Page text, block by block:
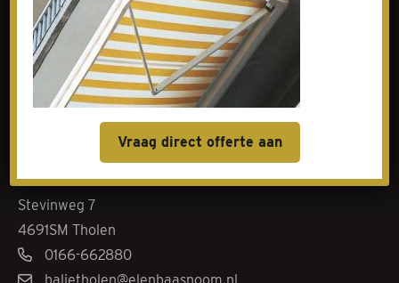
Goes
Livingstoneweg 46
4462 GL Goes
0113-342101
baliegoes@elenbaasnoom.nl
Tholen
Stevinweg 7
4691SM Tholen
0166-662880
Vraag direct offerte aan